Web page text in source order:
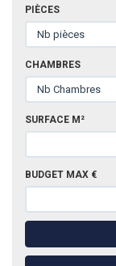
PIÈCES
CHAMBRES
SURFACE M²
BUDGET MAX €